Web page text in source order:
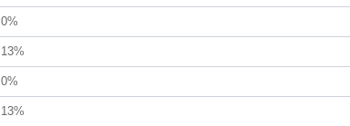
0%
13%
0%
13%